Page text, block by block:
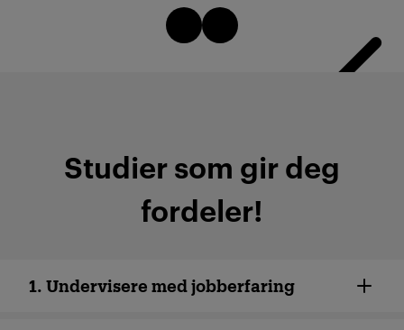
­Studier som gir deg
fordeler!
1. Undervisere med jobberfaring